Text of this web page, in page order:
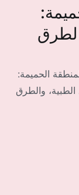
الحميمة:
الطبية، والطرق